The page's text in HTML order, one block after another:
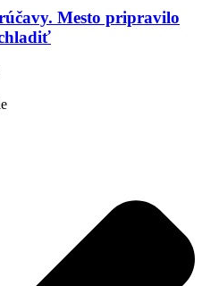
Mesto pripravilo